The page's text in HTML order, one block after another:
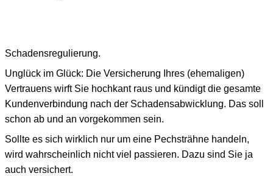
Schadensregulierung.
Unglück im Glück: Die Versicherung Ihres (ehemaligen)
Vertrauens wirft Sie hochkant raus und kündigt die gesamte
Kundenverbindung nach der Schadensabwicklung. Das soll
schon ab und an vorgekommen sein.
Sollte es sich wirklich nur um eine Pechsträhne handeln,
wird wahrscheinlich nicht viel passieren. Dazu sind Sie ja
auch versichert.